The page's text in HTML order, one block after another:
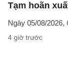
Tạm hoãn
Ngày 05/08/2026,
4 giờ trước